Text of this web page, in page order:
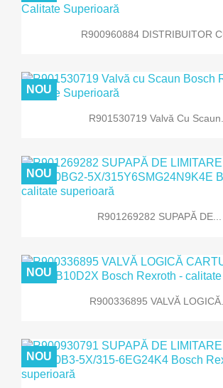
R900960884 DISTRIBUITOR
R901530719 Valvă Cu Scaun...
NOU
R901269282 SUPAPĂ DE...
NOU
R900336895 VALVĂ LOGICĂ...
NOU
NOU